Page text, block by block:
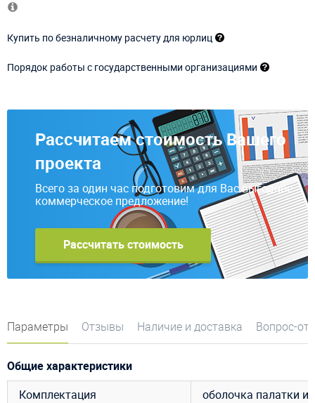
Купить по безналичному расчету для юрлиц
Порядок работы с государственными организациями
Рассчитаем стоимость Вашего
проекта
Всего за один час подготовим для Вас выгодное
коммерческое предложение!
Рассчитать стоимость
Параметры Отзывы Наличие и доставка Вопрос-
Общие характеристики
Комплектация
оболочка палатки